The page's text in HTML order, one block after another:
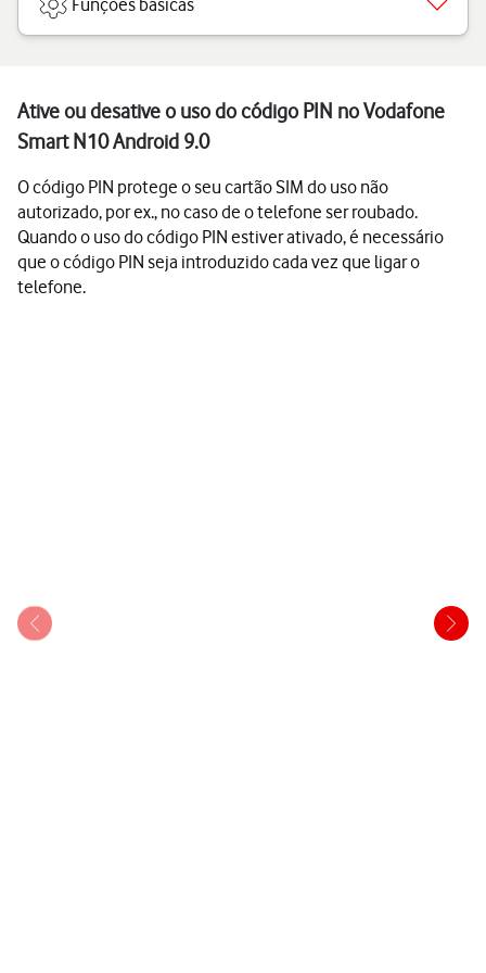
Funções básicas
Ative ou desative o uso do código PIN no Vodafone
Smart N10 Android 9.0
O código PIN protege o seu cartão SIM do uso não
autorizado, por ex., no caso de o telefone ser roubado.
Quando o uso do código PIN estiver ativado, é necessário
que o código PIN seja introduzido cada vez que ligar o
telefone.